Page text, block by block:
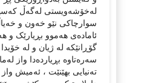
لەخۆشەویستی لەگەڵ
سوارچاکی نێو خەون و
ئامادەی هەموو بڕیارێک و
گۆڕانێکە لە ژیان و لە خۆیدا
سەرەتاوە بڕیاردەدا واز
تەنیایی بهێنێت ، ئەمیش واز